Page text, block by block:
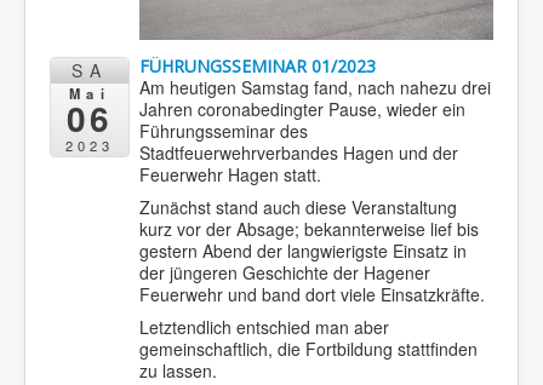
SA
Mai
06
2023
FÜHRUNGSSEMINAR 01/2023
Am heutigen Samstag fand, nach nahezu drei
Jahren coronabedingter Pause, wieder ein
Führungsseminar des
Stadtfeuerwehrverbandes Hagen und der
Feuerwehr Hagen statt.
Zunächst stand auch diese Veranstaltung
kurz vor der Absage; bekannterweise lief bis
gestern Abend der langwierigste Einsatz in
der jüngeren Geschichte der Hagener
Feuerwehr und band dort viele Einsatzkräfte.
Letztendlich entschied man aber
gemeinschaftlich, die Fortbildung stattfinden
zu lassen.